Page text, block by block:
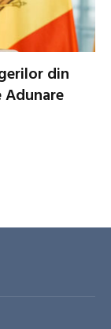
din
Adunare